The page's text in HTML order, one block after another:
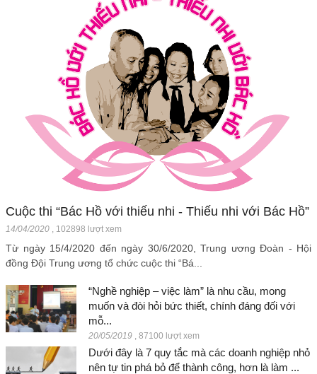
Cuộc thi “Bác Hồ với thiếu nhi - Thiếu nhi với Bác Hồ”
14/04/2020 102898 lượt xem
Từ ngày 15/4/2020 đến ngày 30/6/2020, Trung ương Đoàn - Hội
đồng Đội Trung ương tổ chức cuộc thi “Bá...
“Nghề nghiệp – việc làm” là nhu cầu, mong
muốn và đòi hỏi bức thiết, chính đáng đối với
mỗ...
20/05/2019 87100 lượt xem
Dưới đây là 7 quy tắc mà các doanh nghiệp nhỏ
nên tự tin phá bỏ để thành công, hơn là làm ...